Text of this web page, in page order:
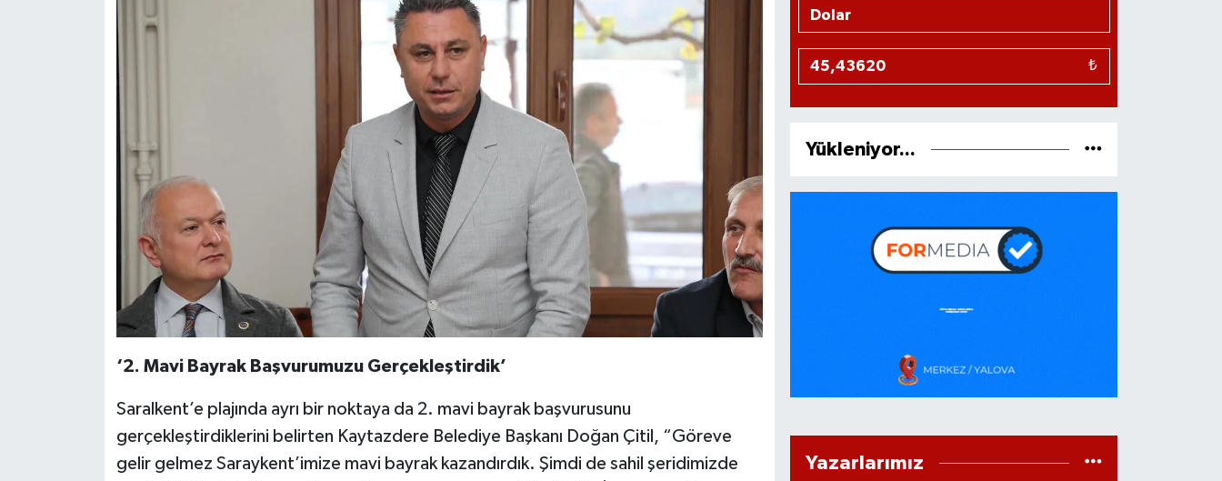
‘2. Mavi Bayrak Başvurumuzu Gerçekleştirdik’
Saralkent’e plajında ayrı bir noktaya da 2. mavi bayrak başvurusunu
gerçekleştirdiklerini belirten Kaytazdere Belediye Başkanı Doğan Çitil, “Göreve
gelir gelmez Saraykent’imize mavi bayrak kazandırdık. Şimdi de sahil şeridimizde
₺
Yükleniyor...
Yazarlarımız